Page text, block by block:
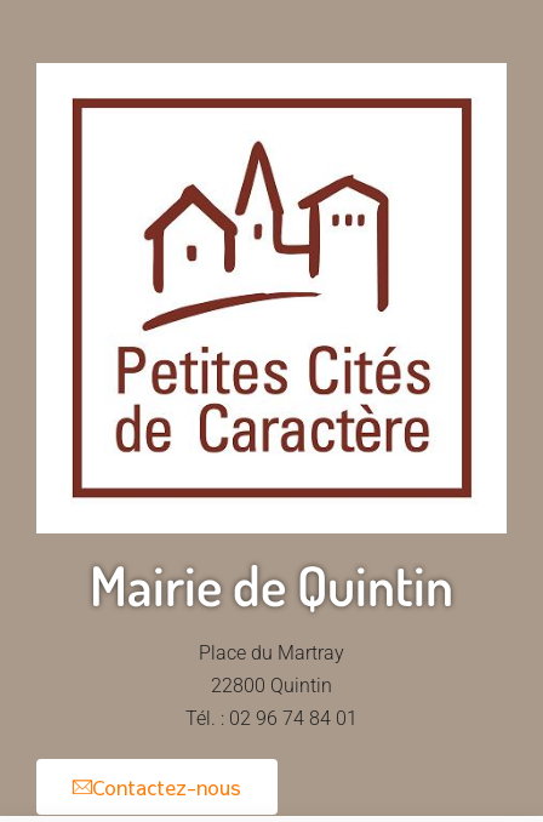
Mairie de Quintin
Place du Martray
22800 Quintin
Tél. : 02 96 74 84 01
Contactez-nous